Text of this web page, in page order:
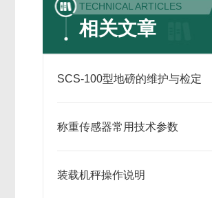
TECHNICAL ARTICLES
相关文章
SCS-100型地磅的维护与检定
称重传感器常用技术参数
装载机秤操作说明